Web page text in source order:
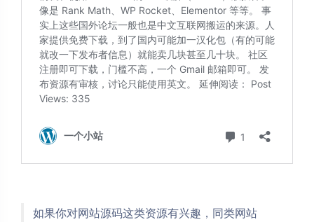
如果你对网站源码这类资源有兴趣，同类网站